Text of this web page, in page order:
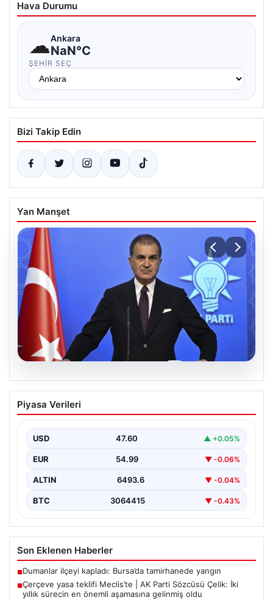
Hava Durumu
☁Ankara
NaN°C
ŞEHIR SEÇ
Bizi Takip Edin
Yan Manşet
05.08.2026
Çerçeve yasa teklifi Meclis’te | AK Parti
Sözcüsü Çelik: İki yıllık sürecin en
Piyasa Verileri
USD 47.60 ▲ +0.05%
EUR 54.99 ▼ -0.06%
ALTIN 6493.6 ▼ -0.04%
BTC 3064415 ▼ -0.43%
Son Eklenen Haberler
■Dumanlar ilçeyi kapladı: Bursa’da tamirhanede yangın
■Çerçeve yasa teklifi Meclis’te | AK Parti Sözcüsü Çelik: İki
yıllık sürecin en önemli aşamasına gelinmiş oldu